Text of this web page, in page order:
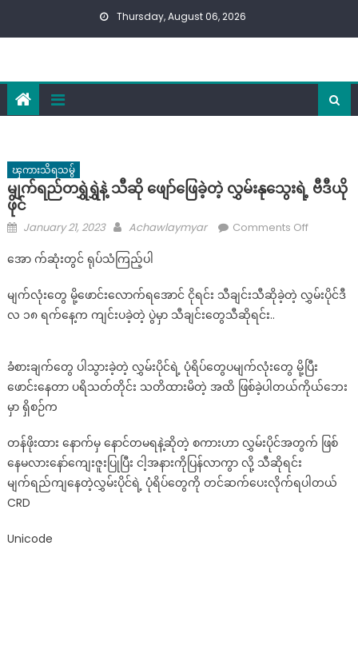
Thursday, August 06, 2026
ၾကားသိရသမွ်
မျက်ရည်တရွှဲရွှဲနဲ့ သီဆို ဖျော်ဖြေခဲ့တဲ့ လွှမ်းနုသွေးရဲ့ ဗီဒီယို
ဖိုင်
Posted
January 21, 2023 Author
Achawlaymyar Comments Offon
ရွှဲ
ဖျော်ဖြေ
ခဲ့
နု
ရဲ့
အော က်ဆုံးတွင် ရုပ်သံကြည့်ပါ
မျက်လုံးတွေ မို့ဖောင်းလောက်ရအောင် ငိုရင်း သီချင်းသီဆိုခဲ့တဲ့ လွှမ်းပိုင်ဒီ
လ ၁၈ ရက်နေ့က ကျင်းပခဲ့တဲ့ ပွဲမှာ သီချင်းတွေသီဆိုရင်း..
ခံစားချက်တွေ ပါသွားခဲ့တဲ့ လွှမ်းပိုင်ရဲ့ ပုံရိပ်တွေပမျက်လုံးတွေ မို့ပြီး
ဖောင်းနေတာ ပရိသတ်တိုင်း သတိထားမိတဲ့ အထိ ဖြစ်ခဲ့ပါတယ်ကိုယ်ဘေး
မှာ ရှိစဉ်က
တန်ဖိုးထား နောက်မှ နောင်တမရနဲ့ဆိုတဲ့ စကားဟာ လွှမ်းပိုင်အတွက် ဖြစ်
နေမလားနော်ကျေးဇူးပြုပြီး ငါ့အနားကိုပြန်လာကွာ လို့ သီဆိုရင်း
မျက်ရည်ကျနေတဲ့လွှမ်းပိုင်ရဲ့ ပုံရိပ်တွေကို တင်ဆက်ပေးလိုက်ရပါတယ်
CRD
Unicode